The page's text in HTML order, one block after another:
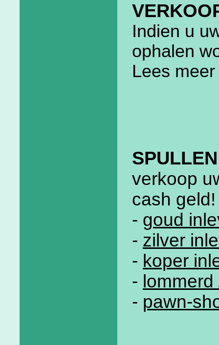
Indien u
ophalen
Lees
verkoop
cash geld!
- goud
- zilver
- koper
-
- pawn-